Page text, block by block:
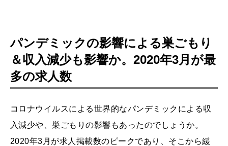
パンデミックの影響による巣ごもり
＆収入減少も影響か。2020年3月が最
多の求人数
コロナウイルスによる世界的なパンデミックによる収
入減少や、巣ごもりの影響もあったのでしょうか。
2020年3月が求人掲載数のピークであり、そこから緩